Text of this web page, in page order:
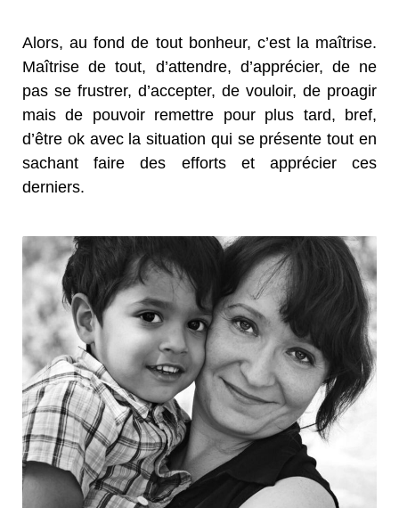
Alors, au fond de tout bonheur, c’est la maîtrise.
Maîtrise de tout, d’attendre, d’apprécier, de ne
pas se frustrer, d’accepter, de vouloir, de proagir
mais de pouvoir remettre pour plus tard, bref,
d’être ok avec la situation qui se présente tout en
sachant faire des efforts et apprécier ces
derniers.